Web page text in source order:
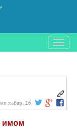
باز
و
کردن
хабар: 16
имом